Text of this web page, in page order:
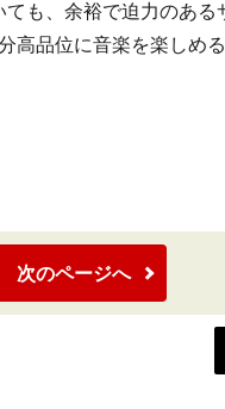
も、余裕で迫力のあ
高品位に音楽を楽しめる
次のページへ